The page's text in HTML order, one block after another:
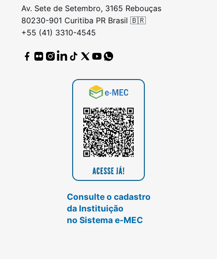
Av. Sete de Setembro, 3165 Rebouças
80230-901 Curitiba PR Brasil 🇧🇷
+55 (41) 3310-4545
Consulte o cadastro
da Instituição
no Sistema e-MEC